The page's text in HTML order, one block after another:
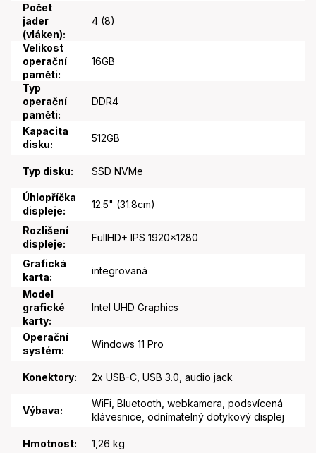
Počet
jader
(vláken):
4 (8)
Velikost
operační
paměti:
16GB
Typ
operační
paměti:
DDR4
Kapacita
disku:
512GB
Typ disku: SSD NVMe
Úhlopříčka
displeje:
12.5" (31.8cm)
Rozlišení
displeje:
FullHD+ IPS 1920x1280
Grafická
karta:
integrovaná
Model
grafické
karty:
Intel UHD Graphics
Operační
systém:
Windows 11 Pro
Konektory: 2x USB-C, USB 3.0, audio jack
Výbava:
WiFi, Bluetooth, webkamera, podsvícená
klávesnice, odnímatelný dotykový displej
Hmotnost: 1,26 kg